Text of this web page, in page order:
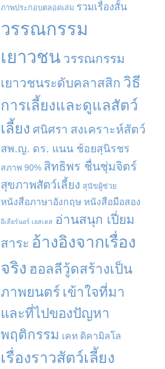
ภาพประกอบตลอดเล่ม รวมเรื่องสั้น
วรรณกรรม
เยาวชน วรรณกรรม
เยาวชนระดับคลาสสิก วิธี
การเลี้ยงและดูแลสัตว์
เลี้ยง ศนิศรา สงเคราะห์สัตว์
สพ.ญ. ดร. แนน ช้อยสุนิรชร
สภาพ 90% สิทธิพร ชื่นชุ่มจิตร์
สุขภาพสัตว์เลี้ยง สุนัขผู้ช่วย
หนังสือภาษาอังกฤษ หนังสือมือสอง
อีเลียร์นอร์ เอสเตส อ่านสนุก เปี่ยม
สาระ อ้างอิงจากเรื่อง
จริง ฮอลลีวู้ดสร้างเป็น
ภาพยนตร์ เข้าใจที่มา
และที่ไปของปัญหา
พฤติกรรม เคท ดิคามิลโล
เรื่องราวสัตว์เลี้ยง